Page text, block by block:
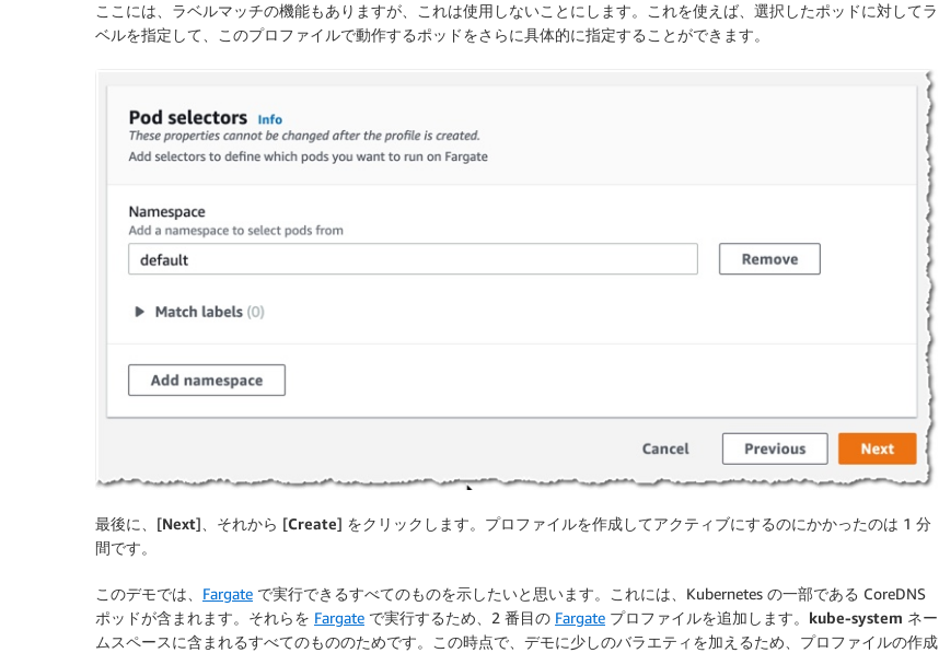
ここには、 ラベルマッチの機能もありますが、これは使用しないことにします。これを使えば、選択したポッドに対してラ
ベルを指定して、このプロファイルで動作するポッドをさらに具体的に指定することができます。
最後に、[Next]、それから [Create] をクリックします。プロファイルを作成してアクティブにするのにかかったのは 1 分
間です。
このデモでは、 Fargate で実行できるすべてのものを示したいと思います。これには、Kubernetes の一部である CoreDNS
ポッドが含まれます。それらを Fargate で実行するため、2 番目の Fargate プロファイルを追加します。 kube-system ネー
ムスペースに含まれるすべてのもののためです。この時点で、デモに少しのバラエティを加えるため、プロファイルの作成